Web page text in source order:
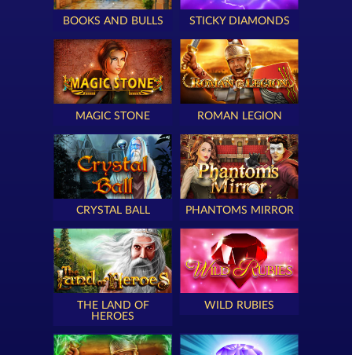
BOOKS AND BULLS STICKY DIAMONDS
MAGIC STONE ROMAN LEGION
CRYSTAL BALL PHANTOMS MIRROR
THE LAND OF
HEROES
WILD RUBIES